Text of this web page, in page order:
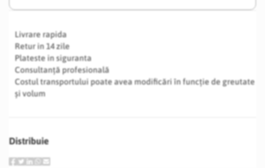
Livrare rapida
Retur in 14 zile
Plateste in siguranta
Consultanță profesională
Costul transportului poate avea modificări în funcție de greutate
și volum
Distribuie